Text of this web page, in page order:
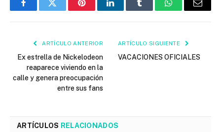
FacebookTwitter PinterestLinkedInTumblr WhatsAppEmail
ARTÍCULO ANTERIOR
Ex estrella de Nickelodeon
reaparece viviendo en la
calle y genera preocupación
entre sus fans
ARTÍCULO SIGUIENTE
VACACIONES OFICIALES
ARTÍCULOS RELACIONADOS